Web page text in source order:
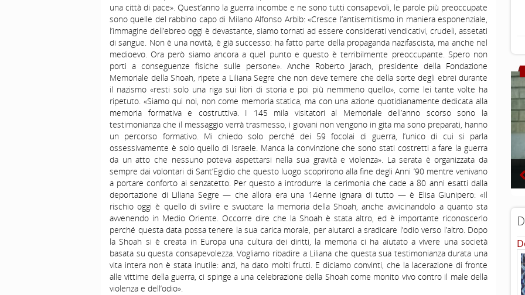
una città di pace». Quest’anno la guerra incombe e ne sono tutti consapevoli, le parole più preoccupate
sono quelle del rabbino capo di Milano Alfonso Arbib: «Cresce l’antisemitismo in maniera esponenziale,
l’immagine dell’ebreo oggi è devastante, siamo tornati ad essere considerati vendicativi, crudeli, assetati
di sangue. Non è una novità, è già successo: ha fatto parte della propaganda nazifascista, ma anche nel
medioevo. Ora però siamo ancora a quel punto e questo è terribilmente preoccupante. Spero non
porti a conseguenze fisiche sulle persone». Anche Roberto Jarach, presidente della Fondazione
Memoriale della Shoah, ripete a Liliana Segre che non deve temere che della sorte degli ebrei durante
il nazismo «resti solo una riga sui libri di storia e poi più nemmeno quello», come lei tante volte ha
ripetuto. «Siamo qui noi, non come memoria statica, ma con una azione quotidianamente dedicata alla
memoria formativa e costruttiva. I 145 mila visitatori al Memoriale dell’anno scorso sono la
testimonianza che il messaggio verrà trasmesso, i giovani non vengono in gita ma sono preparati, hanno
un percorso formativo. Mi chiedo solo perché dei 59 focolai di guerra, l’unico di cui si parla
ossessivamente è solo quello di Israele. Manca la convinzione che sono stati costretti a fare la guerra
da un atto che nessuno poteva aspettarsi nella sua gravità e violenza». La serata è organizzata da
sempre dai volontari di Sant’Egidio che questo luogo scoprirono alla fine degli Anni ’90 mentre venivano
a portare conforto ai senzatetto. Per questo a introdurre la cerimonia che cade a 80 anni esatti dalla
deportazione di Liliana Segre — che allora era una 14enne ignara di tutto — è Elisa Giunipero: «Il
rischio oggi è quello di svilire e svuotare la memoria della Shoah, anche avvicinandolo a quanto sta
avvenendo in Medio Oriente. Occorre dire che la Shoah è stata altro, ed è importante riconoscerlo
perché questa data possa tenere la sua carica morale, per aiutarci a sradicare l’odio verso l’altro. Dopo
la Shoah si è creata in Europa una cultura dei diritti, la memoria ci ha aiutato a vivere una società
basata su questa consapevolezza. Vogliamo ribadire a Liliana che questa sua testimonianza durata una
vita intera non è stata inutile: anzi, ha dato molti frutti. E diciamo convinti, che la lacerazione di fronte
alle vittime della guerra, ci spinge a una celebrazione della Shoah come monito vivo contro il male della
violenza e dell’odio».